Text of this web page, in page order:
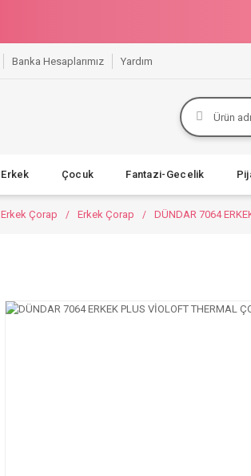
Banka Hesaplarımız Yardım
Erkek Çocuk Fantazi-Gecelik
Erkek Çorap Erkek Çorap DÜNDAR 7064